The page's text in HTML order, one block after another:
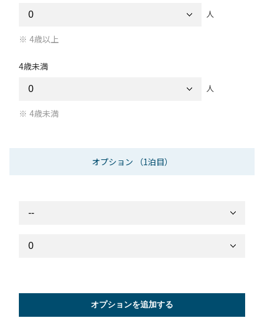
人
4歳以上
4歳未満
人
4歳未満
オプション （1泊目）
オプションを追加する